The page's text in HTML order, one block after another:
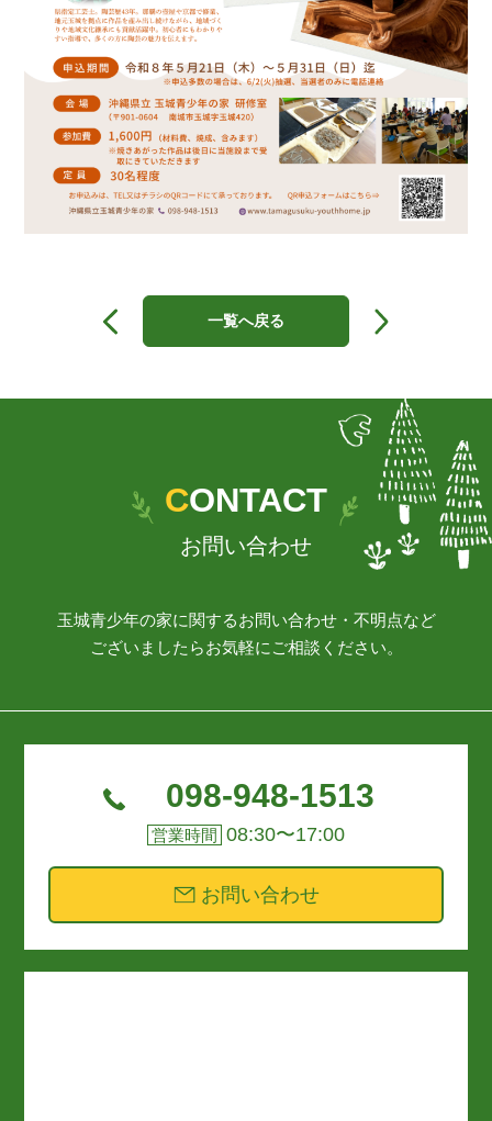
シ
一覧へ戻る
CONTACT
お問い合わせ
玉城青少年の家に関するお問い合わせ・不明点など
ございましたらお気軽にご相談ください。
098-948-1513
営業時間 08:30〜17:00
お問い合わせ